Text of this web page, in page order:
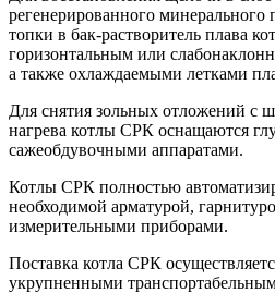
регенерированного минерального
топки в бак-растворитель плава
горизонтальным или
а также охлаждаемыми летками
Для снятия зольных отложений с
нагрева котлы СРК оснащаются
сажеобдувочными аппаратами.
Котлы СРК полностью
необходимой арматурой,
измерительными приборами.
Поставка котла СРК
укрупненными